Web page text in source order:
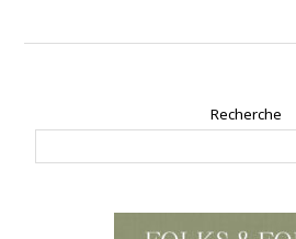
Recherche